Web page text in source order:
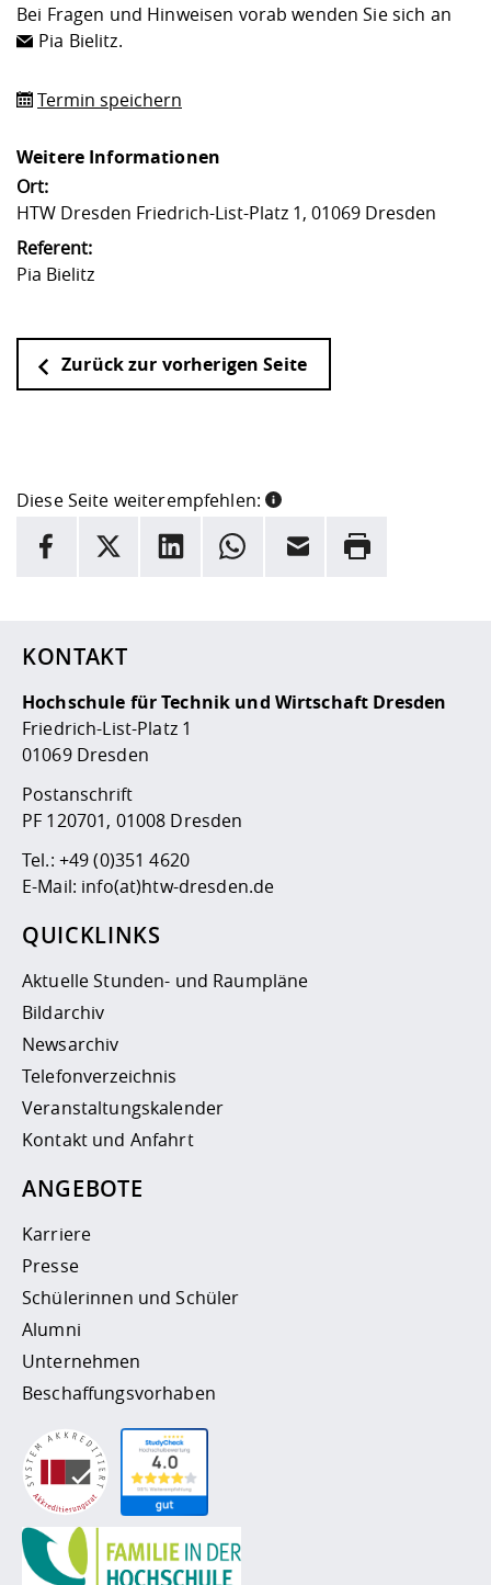
Bei Fragen und Hinweisen vorab wenden Sie sich an
Pia Bielitz.
Termin speichern
Weitere Informationen
Ort:
HTW Dresden Friedrich-List-Platz 1, 01069 Dresden
Referent:
Pia Bielitz
Zurück zur vorherigen Seite
Diese Seite weiterempfehlen:
INFORMATION
Facebook
X LinkedInWhatsappE-Mail Drucken
KONTAKT
Hochschule für Technik und Wirtschaft Dresden
Friedrich-List-Platz 1
01069 Dresden
Postanschrift
PF 120701, 01008 Dresden
Tel.: +49 (0)351 4620
E-Mail: info(at)htw-dresden.de
QUICKLINKS
Aktuelle Stunden- und Raumpläne
Bildarchiv
Newsarchiv
Telefonverzeichnis
Veranstaltungskalender
Kontakt und Anfahrt
ANGEBOTE
Karriere
Presse
Schülerinnen und Schüler
Alumni
Unternehmen
Beschaffungsvorhaben